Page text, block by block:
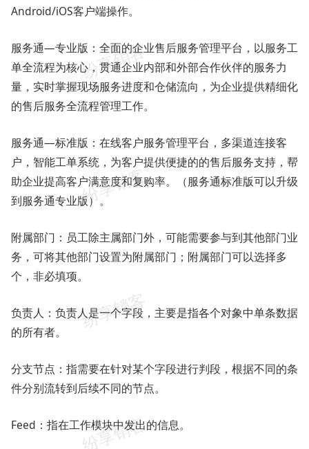
Android/iOS客户端操作。
服务通—专业版：全面的企业售后服务管理平台，以服务工
单全流程为核心，贯通企业内部和外部合作伙伴的服务力
量，实时掌握现场服务进度和仓储流向，为企业提供精细化
的售后服务全流程管理工作。
服务通—标准版：在线客户服务管理平台，多渠道连接客
户，智能工单系统，为客户提供便捷的的售后服务支持，帮
助企业提高客户满意度和复购率。（服务通标准版可以升级
到服务通专业版）。
附属部门：员工除主属部门外，可能需要参与到其他部门业
务，可将其他部门设置为附属部门；附属部门可以选择多
个，非必填项。
负责人：负责人是一个字段，主要是指各个对象中单条数据
的所有者。
分支节点：指需要在针对某个字段进行判段，根据不同的条
件分别流转到后续不同的节点。
Feed：指在工作模块中发出的信息。